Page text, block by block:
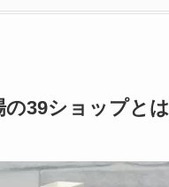
の39ショップとは